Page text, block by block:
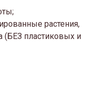
растения,
(БЕЗ пластиковых и